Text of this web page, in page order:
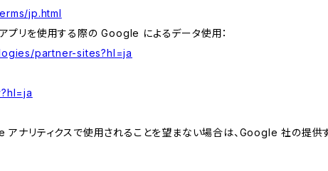
jp.html
リを使用する際の Google によるデータ使用：
partner-sites?hl=ja
ナリティクスで使用されることを望まない場合は、Google 社の提供